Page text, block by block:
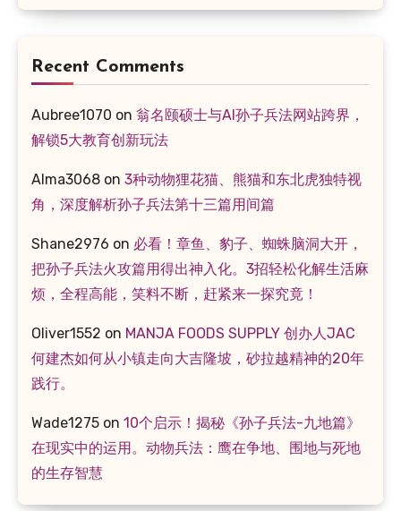
Recent Comments
Aubree1070 on 翁名颐硕士与AI孙子兵法网站跨界，
解锁5大教育创新玩法
Alma3068 on 3种动物狸花猫、熊猫和东北虎独特视
角，深度解析孙子兵法第十三篇用间篇
Shane2976 on 必看！章鱼、豹子、蜘蛛脑洞大开，
把孙子兵法火攻篇用得出神入化。3招轻松化解生活麻
烦，全程高能，笑料不断，赶紧来一探究竟！
Oliver1552 on MANJA FOODS SUPPLY 创办人JAC
何建杰如何从小镇走向大吉隆坡，砂拉越精神的20年
践行。
Wade1275 on 10个启示！揭秘《孙子兵法-九地篇》
在现实中的运用。动物兵法：鹰在争地、围地与死地
的生存智慧